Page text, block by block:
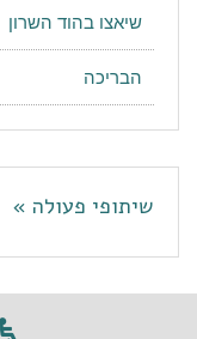
שיאצו בהוד השרון
הבריכה
שיתופי פעולה »